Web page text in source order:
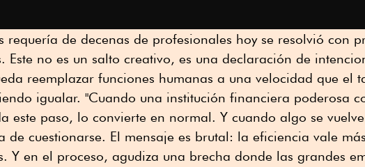
requería de decenas de profesionales hoy se resolvió con
Este no es un salto creativo, es una declaración de
reemplazar funciones humanas a una velocidad que el
igualar. "Cuando una institución financiera poderosa
este paso, lo convierte en normal. Y cuando algo se vuelve
de cuestionarse. El mensaje es brutal: la eficiencia vale
Y en el proceso, agudiza una brecha donde las grandes